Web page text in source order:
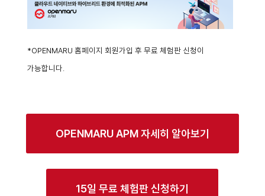
*OPENMARU 홈페이지 회원가입 후 무료 체험판 신청이
가능합니다.
OPENMARU APM 자세히 알아보기
15일 무료 체험판 신청하기